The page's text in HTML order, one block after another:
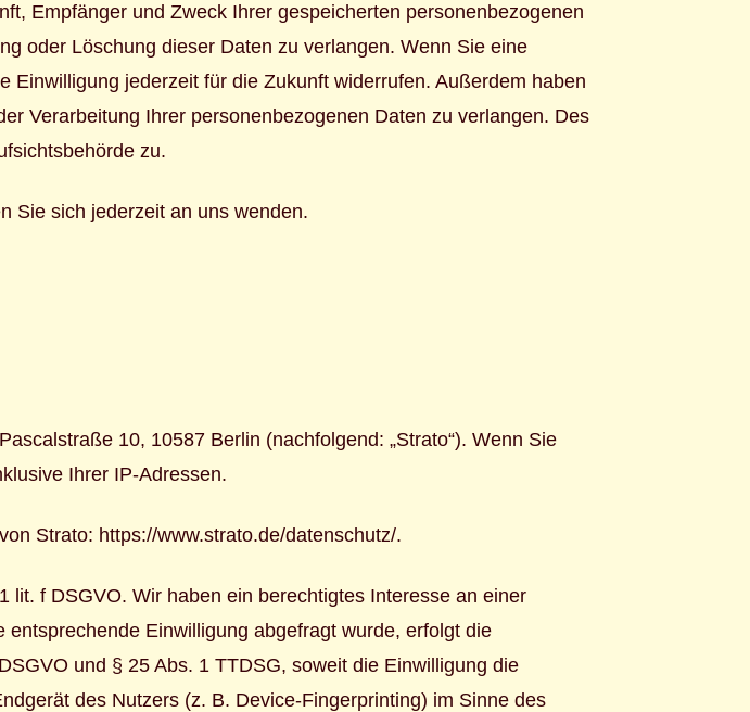
Empfänger und Zweck Ihrer gespeicherten personenbezogenen
oder Löschung dieser Daten zu verlangen. Wenn Sie eine
jederzeit für die Zukunft widerrufen. Außerdem haben
Verarbeitung Ihrer personenbezogenen Daten zu verlangen. Des
zu.
Sie sich jederzeit an uns wenden.
10, 10587 Berlin (nachfolgend: „Strato“). Wenn Sie
Ihrer IP-Adressen.
Strato: https://www.strato.de/datenschutz/.
lit. f DSGVO. Wir haben ein berechtigtes Interesse an einer
Einwilligung abgefragt wurde, erfolgt die
und § 25 Abs. 1 TTDSG, soweit die Einwilligung die
des Nutzers (z. B. Device-Fingerprinting) im Sinne des